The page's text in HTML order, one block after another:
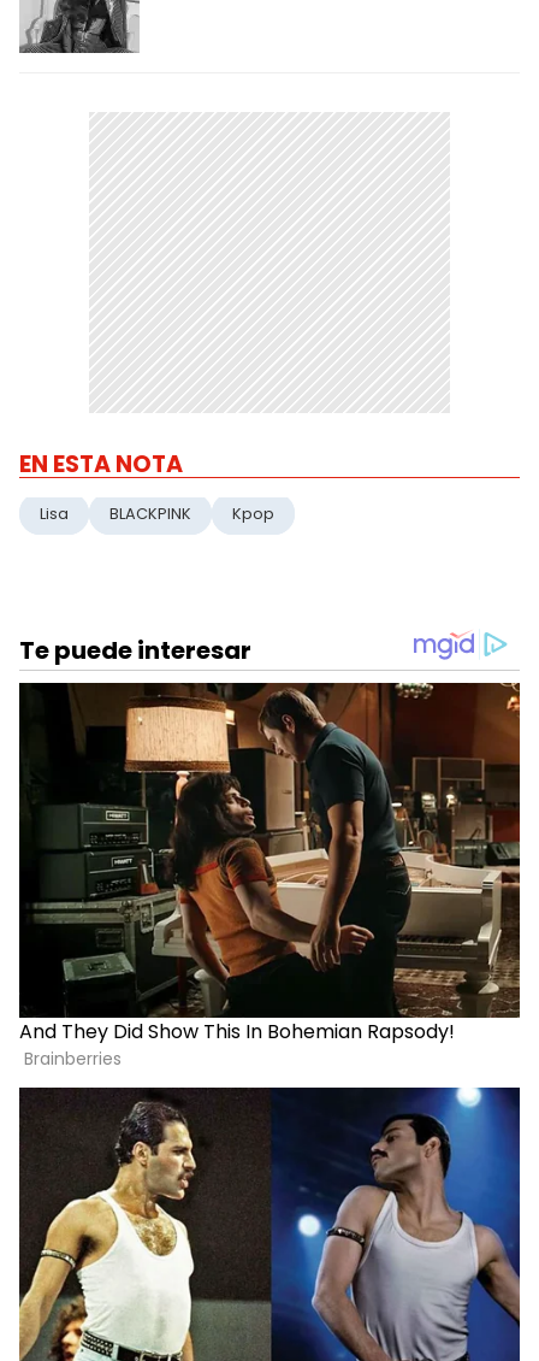
EN ESTA NOTA
Lisa BLACKPINK Kpop